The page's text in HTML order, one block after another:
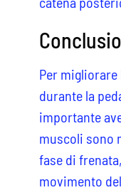
Per migliorare
durante la
importante
muscoli sono
fase di
movimento